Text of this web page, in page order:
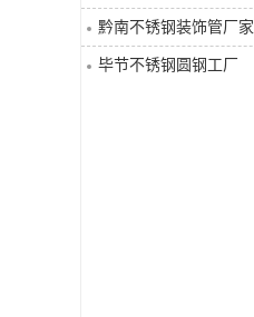
H型钢
黔南不锈钢装饰管厂家
毕节不锈钢圆钢工厂